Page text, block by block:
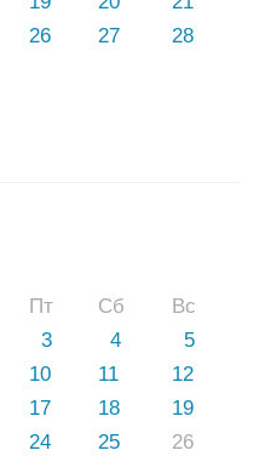
26 27
28
Пт Сб
Вс
3 4
5
10 11
12
17 18
19
24 25
26